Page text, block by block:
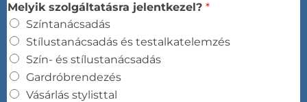
Melyik szolgáltatásra jelentkezel? *
Színtanácsadás​
Stílustanácsadás és testalkatelemzés​
Szín- és stílustanácsadás​
Gardróbrendezés​
Vásárlás stylisttal​